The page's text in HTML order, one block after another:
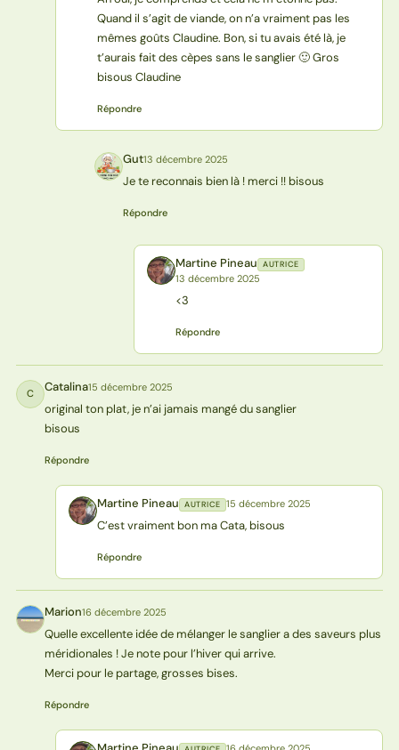
Quand il s’agit de viande, on n’a vraiment pas les
mêmes goûts Claudine. Bon, si tu avais été là, je
t’aurais fait des cèpes sans le sanglier 🙂 Gros
bisous Claudine
Répondre
G Gut13 décembre 2025
Je te reconnais bien là ! merci !! bisous
Répondre
MP Martine Pineau AUTRICE
13 décembre 2025
<3
Répondre
C Catalina15 décembre 2025
original ton plat, je n’ai jamais mangé du sanglier
bisous
Répondre
MP Martine Pineau AUTRICE 15 décembre 2025
C’est vraiment bon ma Cata, bisous
Répondre
M Marion16 décembre 2025
Quelle excellente idée de mélanger le sanglier a des saveurs plus
méridionales ! Je note pour l’hiver qui arrive.
Merci pour le partage, grosses bises.
Répondre